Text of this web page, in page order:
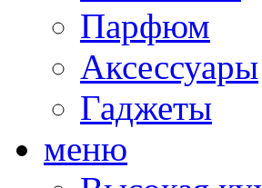
Парфюм
Аксессуары
Гаджеты
меню